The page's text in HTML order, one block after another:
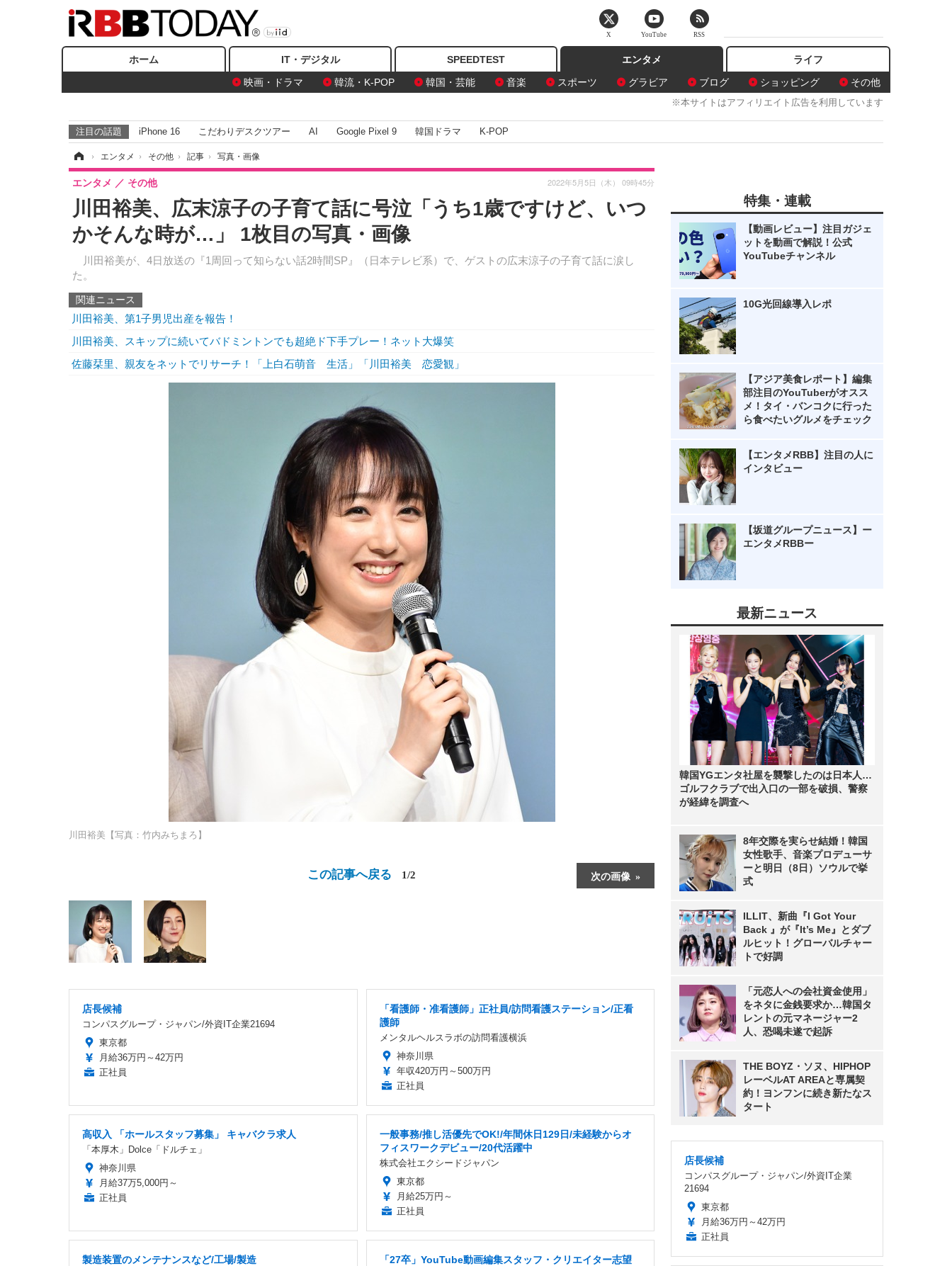
ホーム IT・デジタル SPEEDTEST
エンタメ
映画・ドラマ
韓流・K-POP 韓国・芸能 音楽 スポーツ グラビア ブログ ショッピング その他
ライフ
※本サイトはアフィリエイト広告を利用しています
注目の話題 iPhone 16 こだわりデスクツアー AI Google Pixel 9 韓国ドラマ K-POP
› エンタメ › その他 › 記事 › 写真・画像
川田裕美、広末涼子の子育て話に号泣「うち1歳ですけど、いつ
かそんな時が…」 1枚目の写真・画像
川田裕美が、4日放送の『1周回って知らない話2時間SP』（日本テレビ系）で、ゲストの広末涼子の子育て話に涙し
た。
エンタメ その他 2022年5月5日（木） 09時45分
関連ニュース
川田裕美、第1子男児出産を報告！
川田裕美、スキップに続いてバドミントンでも超絶ド下手プレー！ネット大爆笑
佐藤栞里、親友をネットでリサーチ！「上白石萌音 生活」「川田裕美 恋愛観」
川田裕美【写真：竹内みちまろ】
次の画像
この記事へ戻る 1/2
店長候補
コンパスグループ・ジャパン/外資IT企業21694
東京都
月給36万円～42万円
正社員
「看護師・准看護師」正社員/訪問看護ステーション/正看
護師
メンタルヘルスラボの訪問看護横浜
神奈川県
年収420万円～500万円
正社員
高収入 「ホールスタッフ募集」 キャバクラ求人
「本厚木」Dolce「ドルチェ」
神奈川県
月給37万5,000円～
正社員
一般事務/推し活優先でOK!/年間休日129日/未経験からオ
フィスワークデビュー/20代活躍中
株式会社エクシードジャパン
東京都
月給25万円～
正社員
製造装置のメンテナンスなど/工場/製造
「27卒」YouTube動画編集スタッフ・クリエイター志望
特集・連載
【動画レビュー】注目ガジェ
ットを動画で解説！公式
YouTubeチャンネル
10G光回線導入レポ
【アジア美食レポート】編集
部注目のYouTuberがオスス
メ！タイ・バンコクに行った
ら食べたいグルメをチェック
【エンタメRBB】注目の人に
インタビュー
【坂道グループニュース】ー
エンタメRBBー
最新ニュース
韓国YGエンタ社屋を襲撃したのは日本人…
ゴルフクラブで出入口の一部を破損、警察
が経緯を調査へ
8年交際を実らせ結婚！韓国
女性歌手、音楽プロデューサ
ーと明日（8日）ソウルで挙
式
ILLIT、新曲『I Got Your
Back 』が『It’s Me』とダブ
ルヒット！グローバルチャー
トで好調
「元恋人への会社資金使用」
をネタに金銭要求か…韓国タ
レントの元マネージャー2
人、恐喝未遂で起訴
THE BOYZ・ソヌ、HIPHOP
レーベルAT AREAと専属契
約！ヨンフンに続き新たなス
タート
店長候補
コンパスグループ・ジャパン/外資IT企業
21694
東京都
月給36万円～42万円
正社員
X YouTube RSS